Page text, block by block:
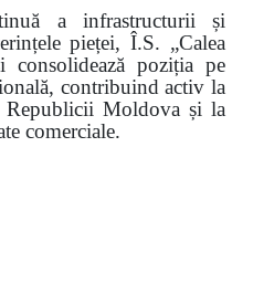
a infrastructurii și
pieței, Î.S. „Calea
poziția pe
contribuind activ la
Republicii Moldova și la
comerciale.